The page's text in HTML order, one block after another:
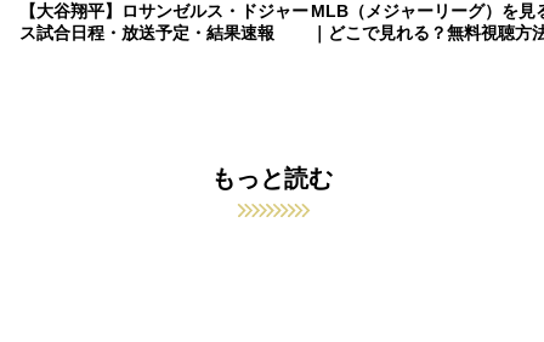
【大谷翔平】ロサンゼルス・ドジャー
ス試合日程・放送予定・結果速報
MLB（メジャーリーグ）を見
｜どこで見れる？無料視聴方
もっと読む